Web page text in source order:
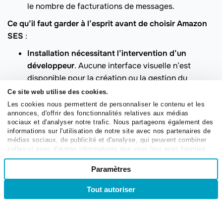
Ce site web utilise des cookies.
Les cookies nous permettent de personnaliser le contenu et les
annonces, d'offrir des fonctionnalités relatives aux médias
sociaux et d'analyser notre trafic. Nous partageons également des
informations sur l'utilisation de notre site avec nos partenaires de
médias sociaux, de publicité et d'analyse, qui peuvent combiner
celles-ci avec d'autres informations que vous leur avez fournies
ou qu'ils ont collectées lors de votre utilisation de leurs services.
Sélection
consentement
Préférences
Paramètres
Tout autoriser
le nombre de facturations de messages.
Ce qu’il faut garder à l’esprit avant de choisir Amazon
SES :
Installation nécessitant l’intervention d’un
développeur. Aucune interface visuelle n’est
disponible pour la création ou la gestion du
contenu des emails. Si votre équipe ne compte pas
de personne maîtrisant la console AWS, les rôles
IAM et la configuration des API, la prise en main
sera longue et fastidieuse.
Aucune fonctionnalité de collaboration intégrée
tableaux de bord partagés ni la gestion
collaborative des emails. Il est conçu comme un
outil d’infrastructure monoposte plutôt que